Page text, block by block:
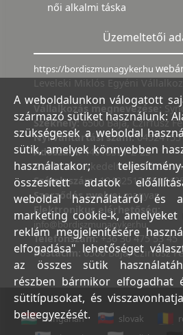
női alkalmi táska
Üzemeltetői
https://bordiszmunagyker.hu
Leveleki Miklós Egyéni
Vállalkozás megnevezése:
Székhely:6500 Baja, Czirfusz
Nyilvántartási szám:04524155
Adószám:44018371-2-23
Bank:Kereskedelmi és
Számlaszám:10402513-
Szerződés nyelve:magyar
Elektronikus elérhetőség:
info@bordiszmunagyker.hu
Telefonszám: +36 30 475 53 45
Postacím:6500 Baja, Czirfusz
hungarian slovak
A weboldalunkon válogatott
származó sütiket használunk:
szükségesek a weboldal
sütik, amelyek könnyebben
használatakor;
összesített adatok
weboldal használatáról és
marketing cookie-k,
reklám megjelenítésére
elfogadása" lehetőséget
az összes sütik
részben bármikor elfogadhat
sütitípusokat, és
beleegyezését.